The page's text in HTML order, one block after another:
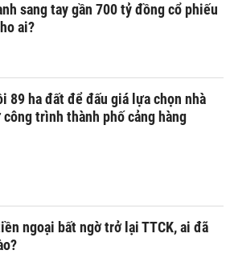
sang tay gần 700 tỷ đồng cổ phiếu
ai?
89 ha đất để đấu giá lựa chọn nhà
trình thành phố cảng hàng
ngoại bất ngờ trở lại TTCK, ai đã